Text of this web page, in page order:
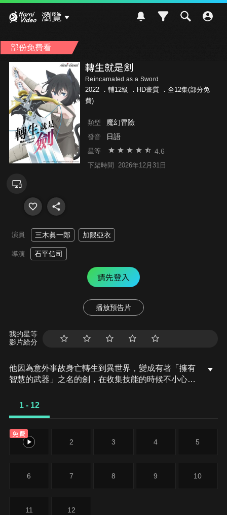
瀏覽
部份免費看
轉生就是劍
Reincarnated as a Sword
2022 ． 輔12級
．HD畫質 ．全12集(部分免
費)
類型 魔幻冒險
發音 日語
星等 4.6
下架時間 2026年12月31日
演員 三木眞一郎 加隈亞衣
導演 石平信司
請先登入
播放預告片
我的星等
影片給分
他因為意外事故身亡轉生到異世界，變成有著「擁有
智慧的武器」之名的劍，在收集技能的時候不小心闖
與被魔獸攻擊的黑貓族少女芙蘭相遇，芙蘭回應劍要
芙蘭開始邁向進化的旅程。
1 - 12
免費
1 2 3 4 5
6 7 8 9 10
11 12